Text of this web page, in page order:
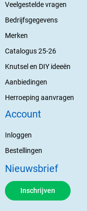
Veelgestelde vragen
Bedrijfsgegevens
Merken
Catalogus 25-26
Knutsel en DIY ideeën
Aanbiedingen
Herroeping aanvragen
Account
Inloggen
Bestellingen
Nieuwsbrief
Inschrijven